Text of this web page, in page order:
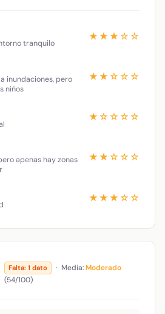
tranquilo
★★★☆☆
inundaciones, pero
niños
★★☆☆☆
★☆☆☆☆
apenas hay zonas
★★☆☆☆
★★★☆☆
Falta: 1 dato · Media:Moderado
(54/100)